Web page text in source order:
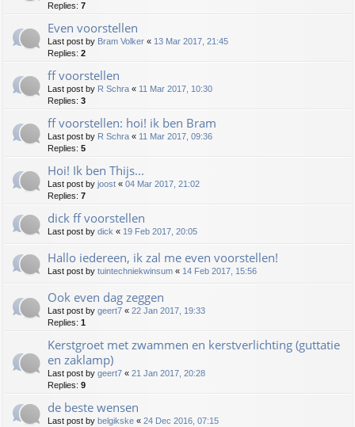
Replies: 7
Even voorstellen
Last post by Bram Volker « 13 Mar 2017, 21:45
Replies: 2
ff voorstellen
Last post by R Schra « 11 Mar 2017, 10:30
Replies: 3
ff voorstellen: hoi! ik ben Bram
Last post by R Schra « 11 Mar 2017, 09:36
Replies: 5
Hoi! Ik ben Thijs...
Last post by joost « 04 Mar 2017, 21:02
Replies: 7
dick ff voorstellen
Last post by dick « 19 Feb 2017, 20:05
Hallo iedereen, ik zal me even voorstellen!
Last post by tuintechniekwinsum « 14 Feb 2017, 15:56
Ook even dag zeggen
Last post by geert7 « 22 Jan 2017, 19:33
Replies: 1
Kerstgroet met zwammen en kerstverlichting (guttatie
en zaklamp)
Last post by geert7 « 21 Jan 2017, 20:28
Replies: 9
de beste wensen
Last post by belgikske « 24 Dec 2016, 07:15